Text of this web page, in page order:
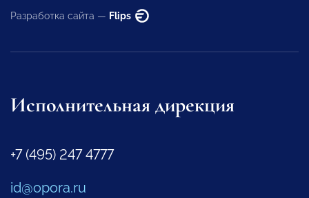
Разработка сайта — Flips
Исполнительная дирекция
+7 (495) 247 4777
id@opora.ru